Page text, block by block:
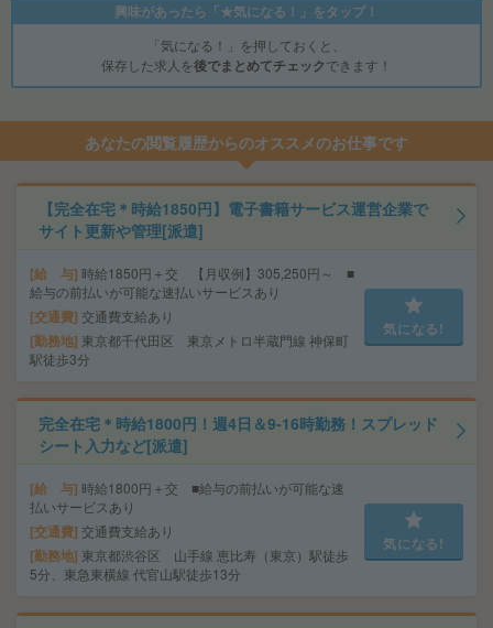
興味があったら「★気になる！」をタップ！
「気になる！」を押しておくと、
保存した求人を後でまとめてチェックできます！
あなたの閲覧履歴からのオススメのお仕事です
【完全在宅＊時給1850円】電子書籍サービス運営企業で
サイト更新や管理[派遣]
給 与 時給1850円＋交 【月収例】305,250円～ ■
給与の前払いが可能な速払いサービスあり
交通費 交通費支給あり
勤務地 東京都千代田区 東京メトロ半蔵門線 神保町
駅徒歩3分
気になる!
完全在宅＊時給1800円！週4日＆9-16時勤務！スプレッド
シート入力など[派遣]
給 与 時給1800円＋交 ■給与の前払いが可能な速
払いサービスあり
交通費 交通費支給あり
勤務地 東京都渋谷区 山手線 恵比寿（東京）駅徒歩
5分、東急東横線 代官山駅徒歩13分
気になる!